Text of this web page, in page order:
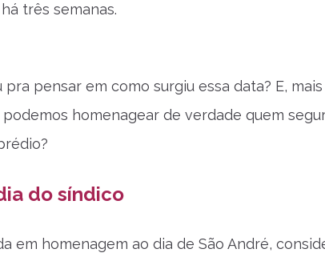
três semanas.
pra pensar em como surgiu essa data? E, mais
homenagear de verdade quem
do síndico
em homenagem ao dia de São André,